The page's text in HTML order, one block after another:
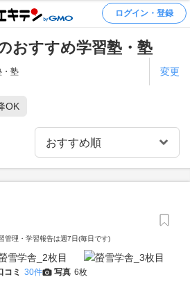
ログイン・登録
おすすめ学習塾・塾
・塾 変更
OK
理・学習報告は週7日(毎日です)
コミ 30件 写真 6枚